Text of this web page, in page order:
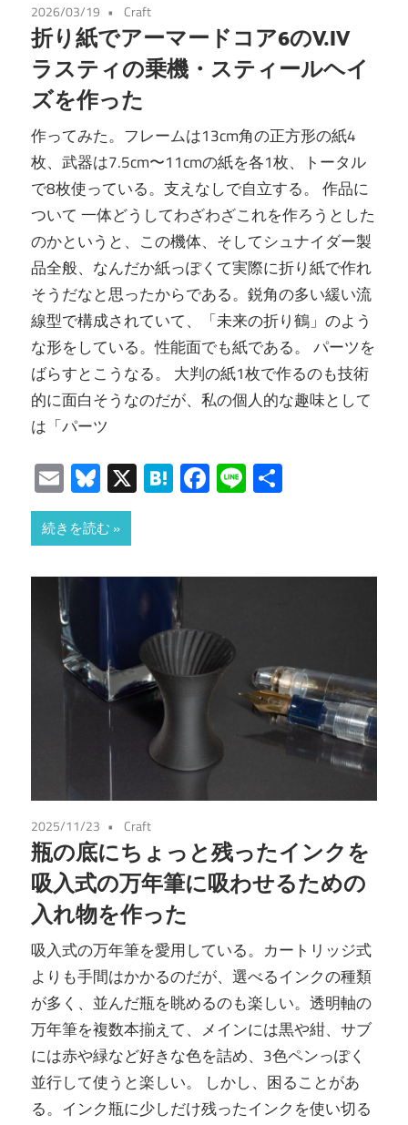
2026/03/19 Craft
折り紙でアーマードコア6のV.IV
ラスティの乗機・スティールヘイ
ズを作った
作ってみた。フレームは13cm角の正方形の紙4
枚、武器は7.5cm〜11cmの紙を各1枚、トータル
で8枚使っている。支えなしで自立する。 作品に
ついて 一体どうしてわざわざこれを作ろうとした
のかというと、この機体、そしてシュナイダー製
品全般、なんだか紙っぽくて実際に折り紙で作れ
そうだなと思ったからである。鋭角の多い緩い流
線型で構成されていて、「未来の折り鶴」のよう
な形をしている。性能面でも紙である。 パーツを
ばらすとこうなる。 大判の紙1枚で作るのも技術
的に面白そうなのだが、私の個人的な趣味として
は「パーツ
EmailBluesky
X Hatena
Facebook
Line
続きを読む
2025/11/23 Craft
瓶の底にちょっと残ったインクを
吸入式の万年筆に吸わせるための
入れ物を作った
吸入式の万年筆を愛用している。カートリッジ式
よりも手間はかかるのだが、選べるインクの種類
が多く、並んだ瓶を眺めるのも楽しい。透明軸の
万年筆を複数本揃えて、メインには黒や紺、サブ
には赤や緑など好きな色を詰め、3色ペンっぽく
並行して使うと楽しい。 しかし、困ることがあ
る。インク瓶に少しだけ残ったインクを使い切る